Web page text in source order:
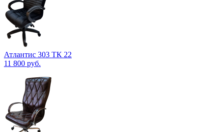
Атлантис 303 ТК 22
11 800 руб.